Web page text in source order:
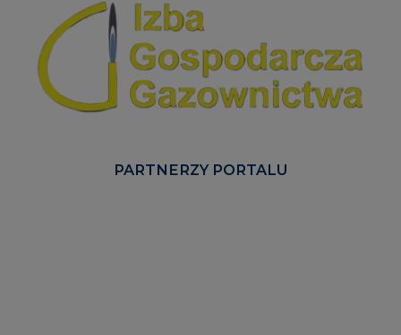
PARTNERZY PORTALU